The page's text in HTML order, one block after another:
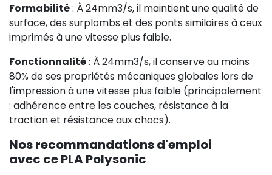
Formabilité: À 24mm3/s, il maintient une qualité de
surface, des surplombs et des ponts similaires à ceux
imprimés à une vitesse plus faible.
Fonctionnalité: À 24mm3/s, il conserve au moins
80% de ses propriétés mécaniques globales lors de
l'impression à une vitesse plus faible (principalement
: adhérence entre les couches, résistance à la
traction et résistance aux chocs).
Nos recommandations d'emploi
avec ce PLA Polysonic